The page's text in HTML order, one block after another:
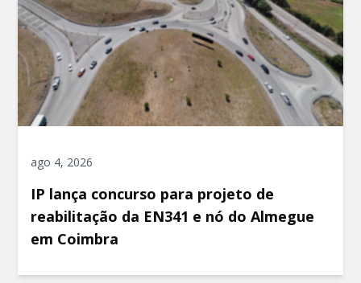
ago 4, 2026
IP lança concurso para projeto de
reabilitação da EN341 e nó do Almegue
em Coimbra